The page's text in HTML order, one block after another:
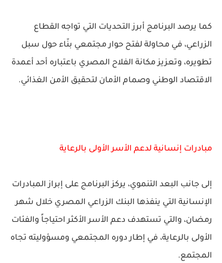
كما يرصد البرنامج أبرز التحديات التي تواجه القطاع
الزراعي، في محاولة لفتح حوار مجتمعي بنّاء حول سبل
تطويره، وتعزيز مكانة الفلاح المصري باعتباره أحد أعمدة
الاقتصاد الوطني وصمام الأمان لتحقيق الأمن الغذائي.
مبادرات إنسانية لدعم الأسر الأولى بالرعاية
إلى جانب البعد التنموي، يركز البرنامج على إبراز المبادرات
الإنسانية التي ينفذها البنك الزراعي المصري خلال شهر
رمضان، والتي تستهدف دعم الأسر الأكثر احتياجاً والفئات
الأولى بالرعاية، في إطار دوره المجتمعي ومسؤوليته تجاه
المجتمع.